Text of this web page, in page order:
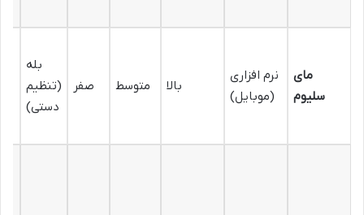
مای
سلیوم
نرم افزاری
(موبایل)
بالا متوسط صفر
بله
(تنظیم
دستی)